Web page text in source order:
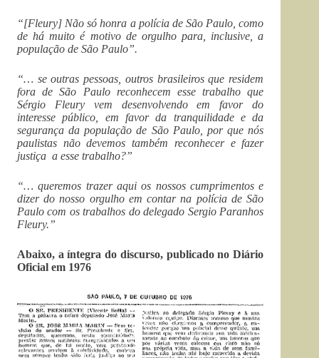
“[Fleury] Não só honra a polícia de São Paulo, como
de há muito é motivo de orgulho para, inclusive, a
população de São Paulo”.
“… se outras pessoas, outros brasileiros que residem
fora de São Paulo reconhecem esse trabalho que
Sérgio Fleury vem desenvolvendo em favor do
interesse público, em favor da tranquilidade e da
segurança da população de São Paulo, por que nós
paulistas não devemos também reconhecer e fazer
justiça a esse trabalho?”
“… queremos trazer aqui os nossos cumprimentos e
dizer do nosso orgulho em contar na polícia de São
Paulo com os trabalhos do delegado Sergio Paranhos
Fleury.”
Abaixo, a íntegra do discurso, publicado no Diário
Oficial em 1976